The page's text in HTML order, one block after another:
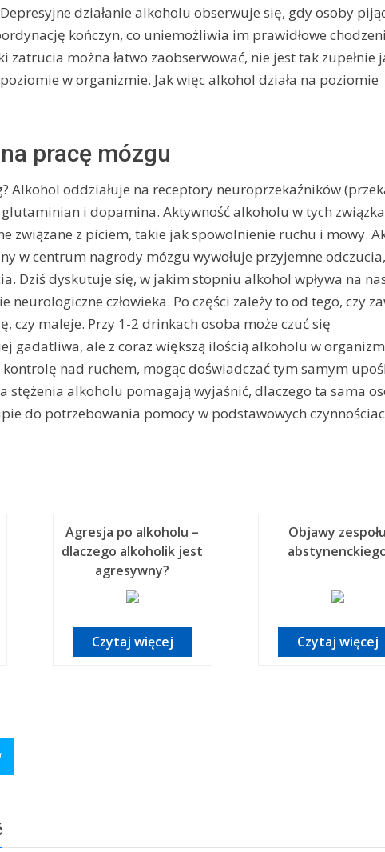
działanie alkoholu obserwuje się, gdy osoby
kończyn, co uniemożliwia im prawidłowe
zatrucia można łatwo zaobserwować, nie jest tak zupełnie
w organizmie. Jak więc alkohol działa na poziomie
pracę mózgu
Alkohol oddziałuje na receptory neuroprzekaźników
i dopamina. Aktywność alkoholu w tych
związane z piciem, takie jak spowolnienie ruchu i mowy.
w centrum nagrody mózgu wywołuje przyjemne
Dziś dyskutuje się, w jakim stopniu alkohol wpływa na
neurologiczne człowieka. Po części zależy to od tego, czy
czy maleje. Przy 1-2 drinkach osoba może czuć się
gadatliwa, ale z coraz większą ilością alkoholu w
nad ruchem, mogąc doświadczać tym samym
stężenia alkoholu pomagają wyjaśnić, dlaczego ta sama
do potrzebowania pomocy w podstawowych
Agresja po alkoholu –
dlaczego alkoholik jest
agresywny?
Czytaj więcej
Objawy zespołu
Czytaj więcej